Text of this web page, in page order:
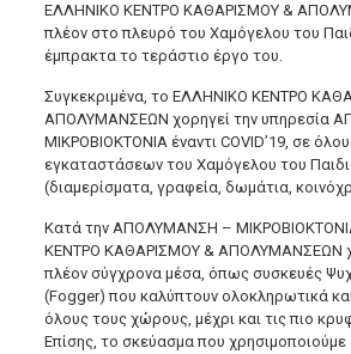
ΕΛΛΗΝΙΚΟ ΚΕΝΤΡΟ ΚΑΘΑΡΙΣΜΟΥ &
πλέον στο πλευρό του Χαμόγελου του
έμπρακτα το τεράστιο έργο του.
Συγκεκριμένα, το ΕΛΛΗΝΙΚΟ ΚΕΝΤΡΟ
ΑΠΟΛΥΜΑΝΣΕΩΝ χορηγεί την υπηρεσία
ΜΙΚΡΟΒΙΟΚΤΟΝΙΑ έναντι COVID’19, σε
εγκαταστάσεων του Χαμόγελου του
(διαμερίσματα, γραφεία, δωμάτια,
Κατά την ΑΠΟΛΥΜΑΝΣΗ –
ΚΕΝΤΡΟ ΚΑΘΑΡΙΣΜΟΥ & ΑΠΟΛΥΜΑΝΣΕΩΝ
πλέον σύγχρονα μέσα, όπως συσκευές
(Fogger) που καλύπτουν ολοκληρωτικά
όλους τους χώρους, μέχρι και τις πιο
Επίσης, το σκεύασμα που χρησιμοποιούμε